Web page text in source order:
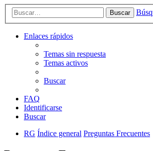
Buscar
Enlaces rápidos
Temas sin respuesta
Temas activos
Buscar
FAQ
Identificarse
Buscar
RG Índice general Preguntas Frecuentes